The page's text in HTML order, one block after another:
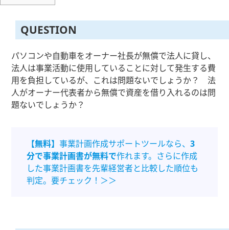
QUESTION
パソコンや自動車をオーナー社長が無償で法人に貸し、
法人は事業活動に使用していることに対して発生する費
用を負担しているが、これは問題ないでしょうか？ 法
人がオーナー代表者から無償で資産を借り入れるのは問
題ないでしょうか？
【無料】事業計画作成サポートツールなら、3
分で事業計画書が無料で作れます。さらに作成
した事業計画書を先輩経営者と比較した順位も
判定。要チェック！＞＞